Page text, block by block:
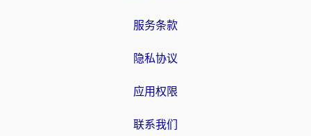
服务条款
隐私协议
应用权限
联系我们